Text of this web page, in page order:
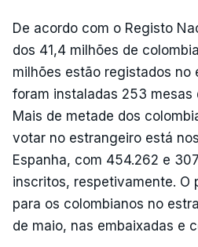
De acordo com o Registo
dos 41,4 milhões de
milhões estão registados no
foram instaladas 253 mesas
Mais de metade dos
votar no estrangeiro está
Espanha, com 454.262 e
inscritos, respetivamente. O
para os colombianos no
de maio, nas embaixadas e